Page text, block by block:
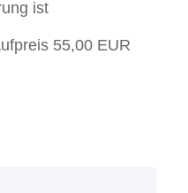
ist
55,00 EUR